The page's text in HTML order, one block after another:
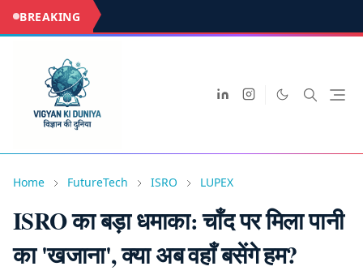
BREAKING
Home FutureTech ISRO LUPEX
ISRO का बड़ा धमाका: चाँद पर मिला पानी
का 'खजाना', क्या अब वहाँ बसेंगे हम?